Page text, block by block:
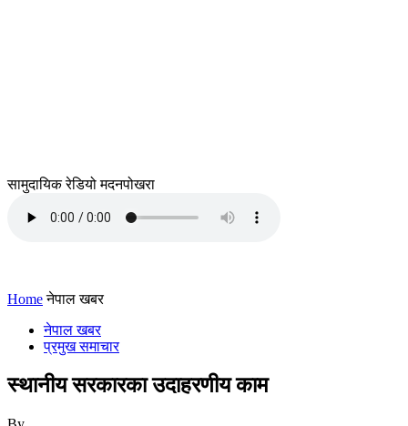
सामुदायिक रेडियो मदनपोखरा
Home नेपाल खबर
नेपाल खबर
प्रमुख समाचार
स्थानीय सरकारका उदाहरणीय काम